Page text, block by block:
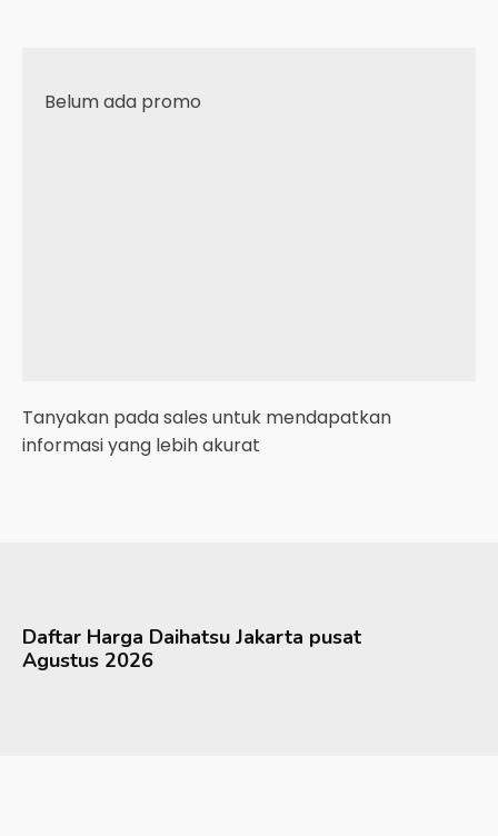
Belum ada promo
Tanyakan pada sales untuk mendapatkan
informasi yang lebih akurat
Daftar Harga Daihatsu Jakarta pusat
Agustus 2026